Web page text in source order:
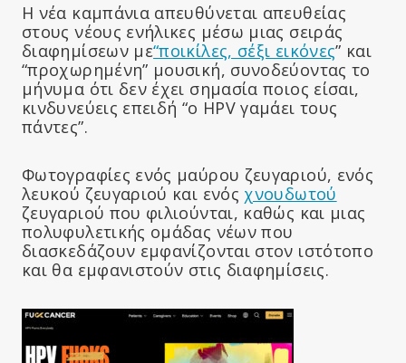
Η νέα καμπάνια απευθύνεται απευθείας
στους νέους ενήλικες μέσω μιας σειράς
διαφημίσεων με“ποικίλες, σέξι εικόνες” και
“προχωρημένη” μουσική, συνοδεύοντας το
μήνυμα ότι δεν έχει σημασία ποιος είσαι,
κινδυνεύεις επειδή “ο HPV γαμάει τους
πάντες”.
Φωτογραφίες ενός μαύρου ζευγαριού, ενός
λευκού ζευγαριού και ενός χνουδωτού
ζευγαριού που φιλιούνται, καθώς και μιας
πολυφυλετικής ομάδας νέων που
διασκεδάζουν εμφανίζονται στον ιστότοπο
και θα εμφανιστούν στις διαφημίσεις.